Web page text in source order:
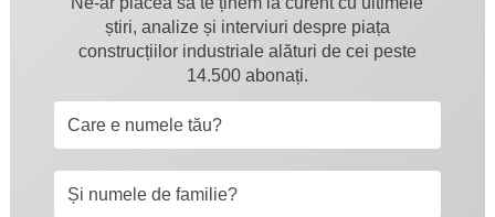
știri, analize și interviuri despre piața
construcțiilor industriale alături de cei peste
14.500 abonați.